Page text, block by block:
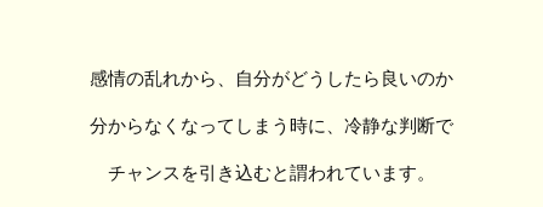
感情の乱れから、自分がどうしたら良いのか
分からなくなってしまう時に、冷静な判断で
チャンスを引き込むと謂われています。